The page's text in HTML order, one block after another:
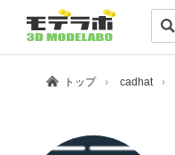
トップ cadhat